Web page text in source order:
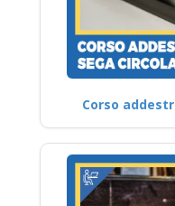
Corso